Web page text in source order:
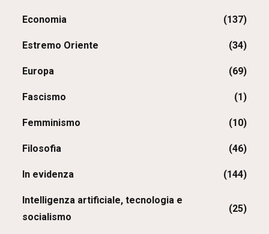
Economia (137)
Estremo Oriente (34)
Europa (69)
Fascismo (1)
Femminismo (10)
Filosofia (46)
In evidenza (144)
Intelligenza artificiale, tecnologia e
socialismo
(25)